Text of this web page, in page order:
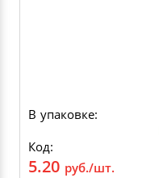
В упаковке:
Код:
5.20 руб./шт.